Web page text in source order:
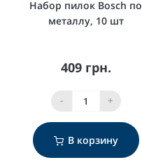
Набор пилок Bosch по
металлу, 10 шт
409 грн.
- +
В корзину